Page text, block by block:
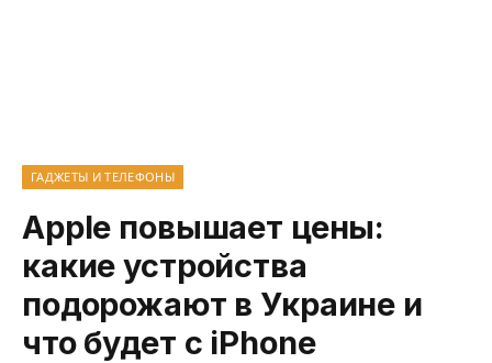
ГАДЖЕТЫ И ТЕЛЕФОНЫ
Apple повышает цены:
какие устройства
подорожают в Украине и
что будет с iPhone